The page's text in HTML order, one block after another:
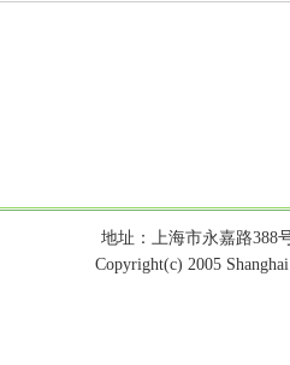
地址：上海市永嘉路388
Copyright(c) 2005